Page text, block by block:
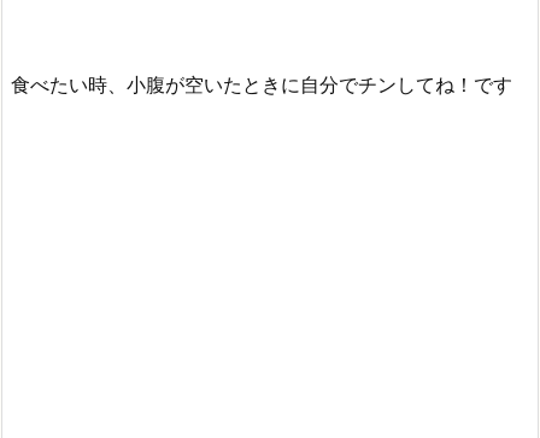
食べたい時、小腹が空いたときに自分でチンしてね！です